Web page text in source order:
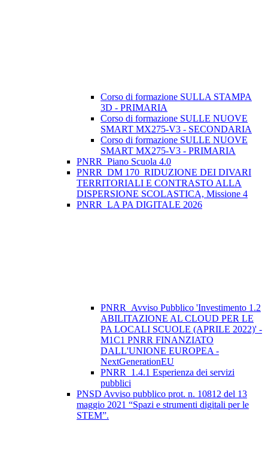
Corso di formazione SULLA STAMPA
3D - PRIMARIA
Corso di formazione SULLE NUOVE
SMART MX275-V3 - SECONDARIA
Corso di formazione SULLE NUOVE
SMART MX275-V3 - PRIMARIA
PNRR_Piano Scuola 4.0
PNRR_DM 170_RIDUZIONE DEI DIVARI
TERRITORIALI E CONTRASTO ALLA
DISPERSIONE SCOLASTICA, Missione 4
PNRR_LA PA DIGITALE 2026
PNRR_Avviso Pubblico 'Investimento 1.2
ABILITAZIONE AL CLOUD PER LE
PA LOCALI SCUOLE (APRILE 2022)' -
M1C1 PNRR FINANZIATO
DALL'UNIONE EUROPEA -
NextGenerationEU
PNRR_1.4.1 Esperienza dei servizi
pubblici
PNSD Avviso pubblico prot. n. 10812 del 13
maggio 2021 “Spazi e strumenti digitali per le
STEM”.